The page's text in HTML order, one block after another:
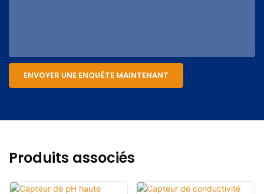
ENVOYER UNE ENQUÊTE MAINTENANT
Produits associés